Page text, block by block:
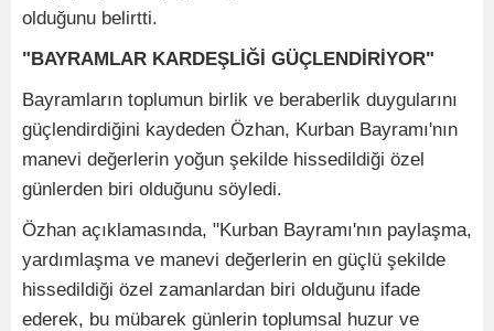
olduğunu belirtti.
"BAYRAMLAR KARDEŞLİĞİ GÜÇLENDİRİYOR"
Bayramların toplumun birlik ve beraberlik duygularını
güçlendirdiğini kaydeden Özhan, Kurban Bayramı'nın
manevi değerlerin yoğun şekilde hissedildiği özel
günlerden biri olduğunu söyledi.
Özhan açıklamasında, "Kurban Bayramı'nın paylaşma,
yardımlaşma ve manevi değerlerin en güçlü şekilde
hissedildiği özel zamanlardan biri olduğunu ifade
ederek, bu mübarek günlerin toplumsal huzur ve